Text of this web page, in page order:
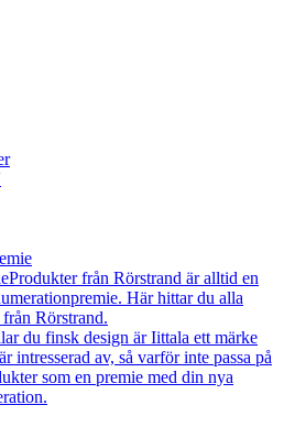
Produkter från Rörstrand är alltid en
Här hittar du alla
Rörstrand.
du finsk design är Iittala ett märke
intresserad av, så varför inte passa på
som en premie med din nya